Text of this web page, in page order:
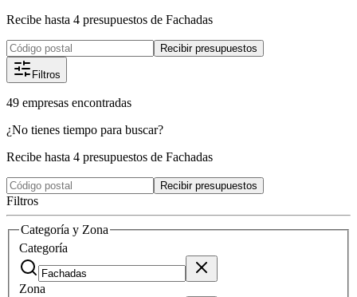
Recibe hasta 4 presupuestos de Fachadas
Recibir presupuestos
Filtros
49 empresas encontradas
¿No tienes tiempo para buscar?
Recibe hasta 4 presupuestos de Fachadas
Recibir presupuestos
Filtros
Categoría y Zona
Categoría
Zona